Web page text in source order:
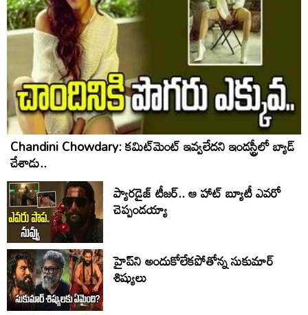
Chandini Chowdary: కమిట్‌మెంట్ ఇవ్వలేదని ఇండస్ట్రీలో బ్యాడ్
చేశాడు..
ప్యారడైజ్ టీజర్.. ఆ హాట్ బ్యూటీ ఎవరో
చెప్పండయ్యా
హైప్‌ని అందుకోలేకపోతోన్న సుకుమార్
శిష్యులు